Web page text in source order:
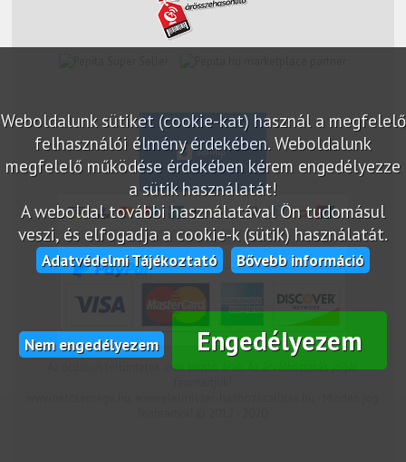
Weboldalunk sütiket (cookie-kat) használ a megfelelő
felhasználói élmény érdekében. Weboldalunk
megfelelő működése érdekében kérem engedélyezze
a sütik használatát!
A weboldal további használatával Ön tudomásul
veszi, és elfogadja a cookie-k (sütik) használatát.
Adatvédelmi Tájékoztató Bővebb információ
Nem engedélyezem Engedélyezem
Az oldalon feltüntetek árak bruttó árak. Az árváltoztatás jogát